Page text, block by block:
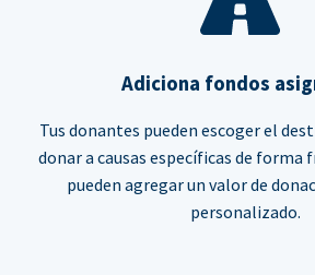
Adiciona fondos
Tus donantes pueden escoger el
donar a causas específicas de forma
pueden agregar un valor de
personalizado.